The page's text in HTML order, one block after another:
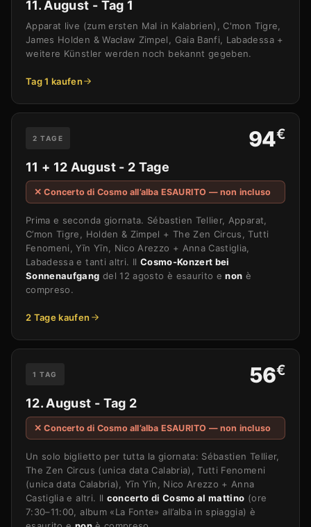
11. August - Tag 1
Apparat live (zum ersten Mal in Kalabrien), C'mon Tigre,
James Holden & Wacław Zimpel, Gaia Banfi, Labadessa +
weitere Künstler werden noch bekannt gegeben.
Tag 1 kaufen
2 TAGE 94€
11 + 12 August - 2 Tage
✕ Concerto di Cosmo all’alba ESAURITO — non incluso
Prima e seconda giornata. Sébastien Tellier, Apparat,
C’mon Tigre, Holden & Zimpel + The Zen Circus, Tutti
Fenomeni, Yīn Yīn, Nico Arezzo + Anna Castiglia,
Labadessa e tanti altri. Il Cosmo-Konzert bei
Sonnenaufgang del 12 agosto è esaurito enon è
compreso.
2 Tage kaufen
1 TAG 56€
12. August - Tag 2
✕ Concerto di Cosmo all’alba ESAURITO — non incluso
Un solo biglietto per tutta la giornata: Sébastien Tellier,
The Zen Circus (unica data Calabria), Tutti Fenomeni
(unica data Calabria), Yīn Yīn, Nico Arezzo + Anna
Castiglia e altri. Il concerto di Cosmo al mattino (ore
7:30–11:00, album «La Fonte» all’alba in spiaggia) è